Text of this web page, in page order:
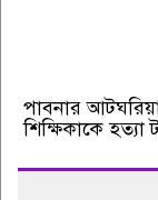
পাবনার
শিক্ষিকাকে হত্যা